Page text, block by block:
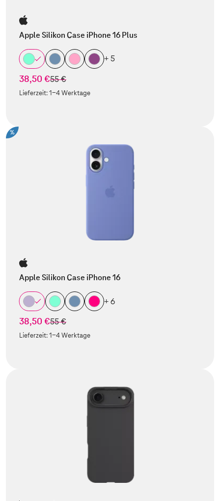
Apple Silikon Case iPhone 16 Plus
+ 5
38,50 €statt
55 €
Lieferzeit:1-4 Werktage
%
Apple Silikon Case iPhone 16
+ 6
38,50 €statt
55 €
Lieferzeit:1-4 Werktage